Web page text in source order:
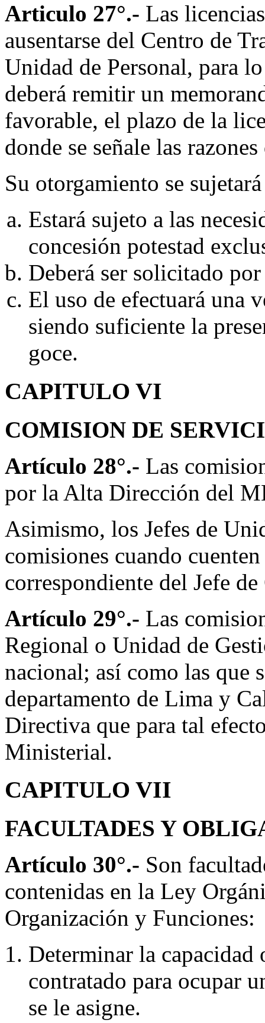
Articulo 27°.- Las
ausentarse del Centro de
Unidad de Personal, para
deberá remitir un
favorable, el plazo de la
donde se señale las
Su otorgamiento se
Estará sujeto a las
concesión potestad
Deberá ser solicitado
El uso de efectuará una
siendo suficiente la
goce.
CAPITULO VI
COMISION DE
Artículo 28°.- Las
por la Alta Dirección del
Asimismo, los Jefes de
comisiones cuando
correspondiente del Jefe
Artículo 29°.- Las
Regional o Unidad de
nacional; así como las que
departamento de Lima y
Directiva que para tal
Ministerial.
CAPITULO VII
FACULTADES Y
Artículo 30°.- Son
contenidas en la Ley
Organización y Funciones:
Determinar la capacidad
contratado para ocupar
se le asigne.